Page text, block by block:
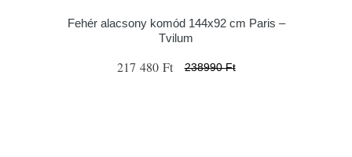
Fehér alacsony komód 144x92 cm Paris –
Tvilum
217 480 Ft 238990 Ft